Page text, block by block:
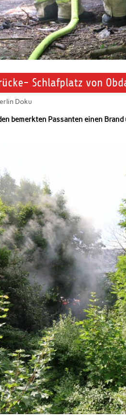
Schlafplatz von
Doku
bemerkten Passanten einen